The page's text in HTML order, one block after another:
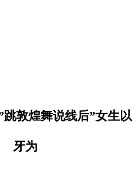
跳敦煌舞说线后”女生以
牙为